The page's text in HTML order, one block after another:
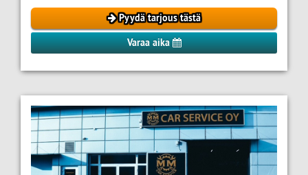
Pyydä tarjous tästä
Varaa aika